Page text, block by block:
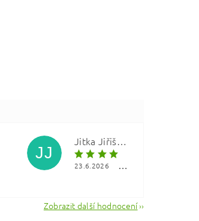
JJ
Jitka Jiřištová
23.6.2026
Zobrazit další hodnocení